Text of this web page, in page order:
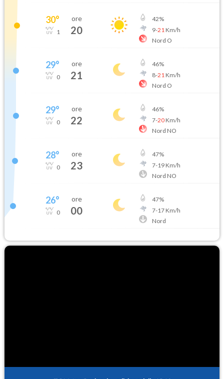
30°
1
ore
20
42%
9-21 Km/h
Nord O
29°
0
ore
21
46%
8-21 Km/h
Nord O
29°
0
ore
22
46%
7-20Km/h
Nord NO
28°
0
ore
23
47%
7-19Km/h
Nord NO
26°
0
ore
00
47%
7-17Km/h
Nord